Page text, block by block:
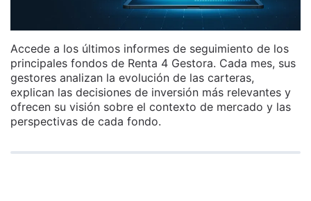
Accede a los últimos informes de seguimiento de los
principales fondos de Renta 4 Gestora. Cada mes, sus
gestores analizan la evolución de las carteras,
explican las decisiones de inversión más relevantes y
ofrecen su visión sobre el contexto de mercado y las
perspectivas de cada fondo.